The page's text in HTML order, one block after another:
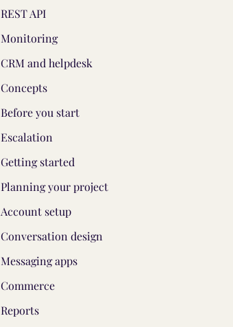
REST API
Monitoring
CRM and helpdesk
Concepts
Before you start
Escalation
Getting started
Planning your project
Account setup
Conversation design
Messaging apps
Commerce
Reports